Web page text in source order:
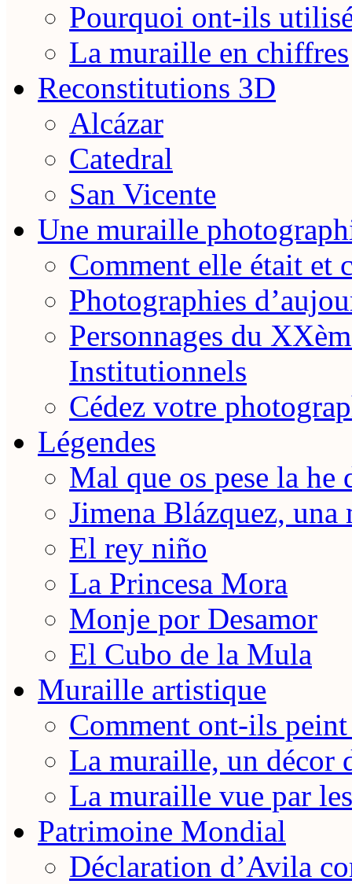
Pourquoi ont-ils
La muraille en chiffres
Reconstitutions 3D
Alcázar
Catedral
San Vicente
Une muraille
Comment elle était et
Photographies
Personnages du
Institutionnels
Cédez votre
Légendes
Mal que os pese la he
Jimena Blázquez, una
El rey niño
La Princesa Mora
Monje por Desamor
El Cubo de la Mula
Muraille artistique
Comment ont-ils
La muraille, un décor
La muraille vue par
Patrimoine Mondial
Déclaration d’Avila